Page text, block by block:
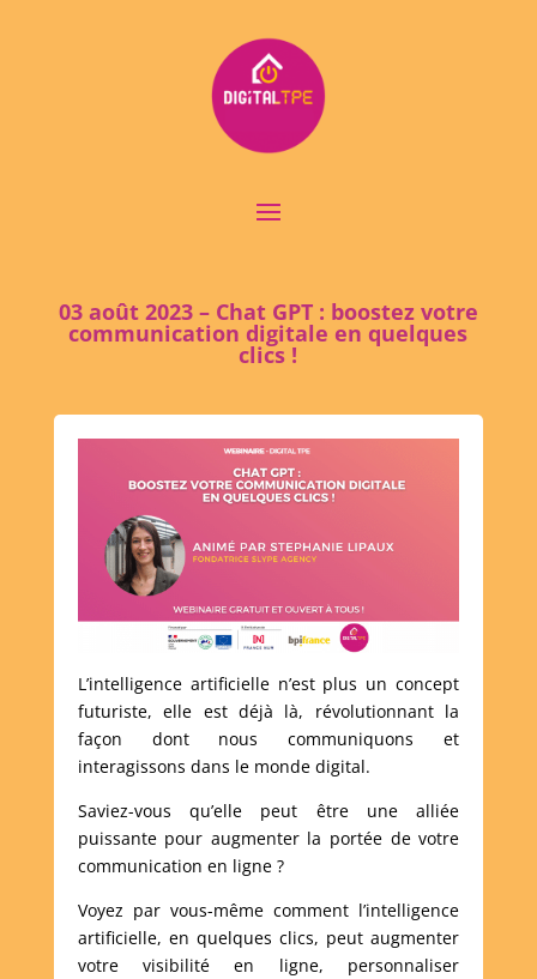
03 août 2023 – Chat GPT : boostez votre
communication digitale en quelques
clics !
L’intelligence artificielle n’est plus un concept
futuriste, elle est déjà là, révolutionnant la
façon dont nous communiquons et
interagissons dans le monde digital.
Saviez-vous qu’elle peut être une alliée
puissante pour augmenter la portée de votre
communication en ligne ?
Voyez par vous-même comment l’intelligence
artificielle, en quelques clics, peut augmenter
votre visibilité en ligne, personnaliser